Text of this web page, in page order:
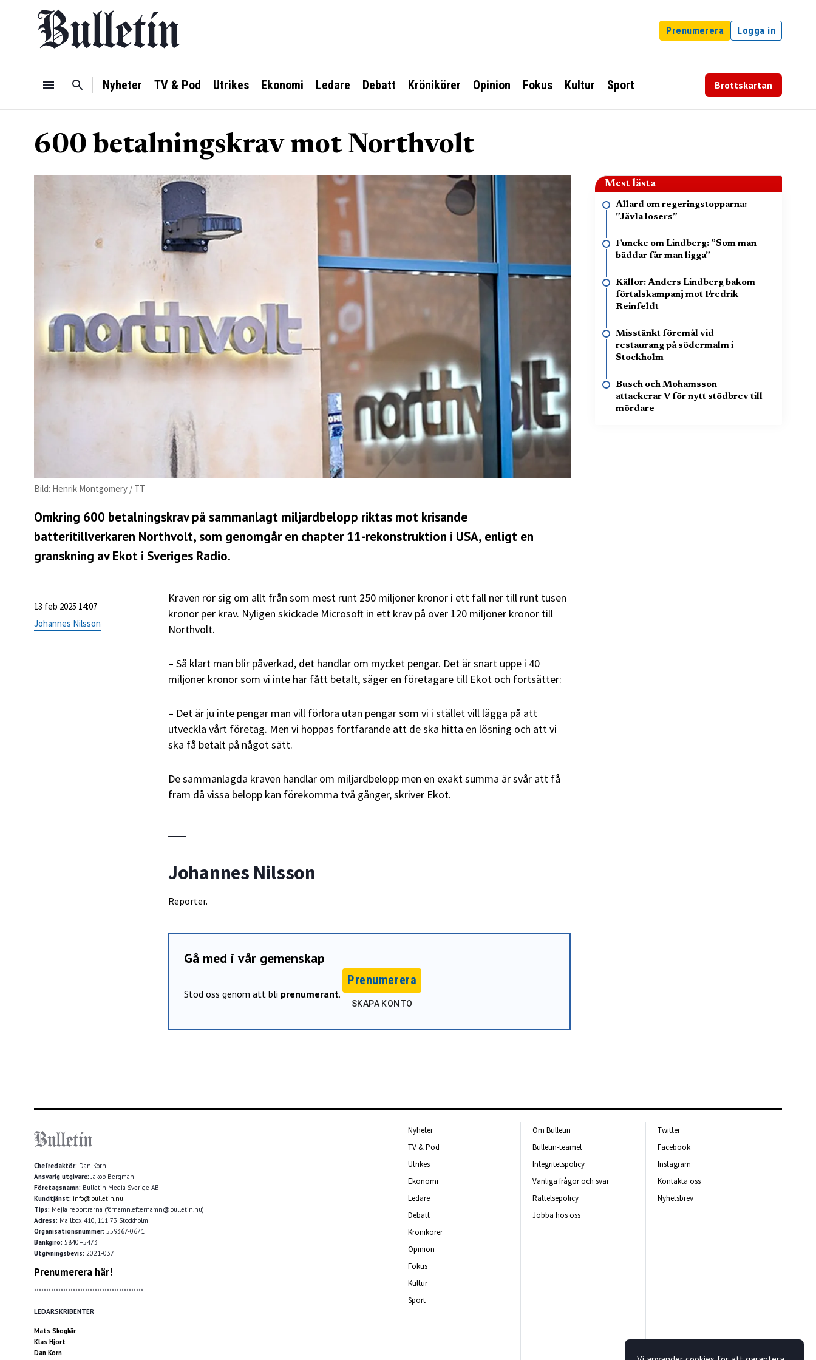
Prenumerera Logga in
Nyheter TV & Pod Utrikes Ekonomi Ledare Debatt Krönikörer Opinion Fokus Kultur Sport Brottskartan
600 betalningskrav mot Northvolt
Bild: Henrik Montgomery / TT
Omkring 600 betalningskrav på sammanlagt miljardbelopp riktas mot krisande
batteritillverkaren Northvolt, som genomgår en chapter 11-rekonstruktion i USA, enligt en
granskning avEkot i Sveriges Radio.
13 feb 2025 14:07
Johannes Nilsson
Kraven rör sig om allt från som mest runt 250 miljoner kronor i ett fall ner till runt tusen
kronor per krav. Nyligen skickade Microsoft in ett krav på över 120 miljoner kronor till
Northvolt.
– Så klart man blir påverkad, det handlar om mycket pengar. Det är snart uppe i 40
miljoner kronor som vi inte har fått betalt, säger en företagare till Ekot och fortsätter:
– Det är ju inte pengar man vill förlora utan pengar som vi i stället vill lägga på att
utveckla vårt företag. Men vi hoppas fortfarande att de ska hitta en lösning och att vi
ska få betalt på något sätt.
De sammanlagda kraven handlar om miljardbelopp men en exakt summa är svår att få
fram då vissa belopp kan förekomma två gånger, skriver Ekot.
Johannes Nilsson
Reporter.
Gå med i vår gemenskap
Stöd oss genom att bli prenumerant.
Prenumerera
SKAPA KONTO
Mest lästa
Allard om regeringstopparna:
”Jävla losers”
Funcke om Lindberg: ”Som man
bäddar får man ligga”
Källor: Anders Lindberg bakom
förtalskampanj mot Fredrik
Reinfeldt
Misstänkt föremål vid
restaurang på södermalm i
Stockholm
Busch och Mohamsson
attackerar V för nytt stödbrev till
mördare
Chefredaktör: Dan Korn
Ansvarig utgivare: Jakob Bergman
Företagsnamn: Bulletin Media Sverige AB
Kundtjänst: info@bulletin.nu
Tips: Mejla reportrarna (förnamn.efternamn@bulletin.nu)
Adress: Mailbox 410, 111 73 Stockholm
Organisationsnummer: 559367-0671
Bankgiro: 5840–5473
Utgivningsbevis: 2021-037
Prenumerera här!
*********************************************
LEDARSKRIBENTER
Mats Skogkär
Klas Hjort
Dan Korn
Nyheter
TV & Pod
Utrikes
Ekonomi
Ledare
Debatt
Krönikörer
Opinion
Fokus
Kultur
Sport
Om Bulletin
Bulletin-teamet
Integritetspolicy
Vanliga frågor och svar
Rättelsepolicy
Jobba hos oss
Twitter
Facebook
Instagram
Kontakta oss
Nyhetsbrev